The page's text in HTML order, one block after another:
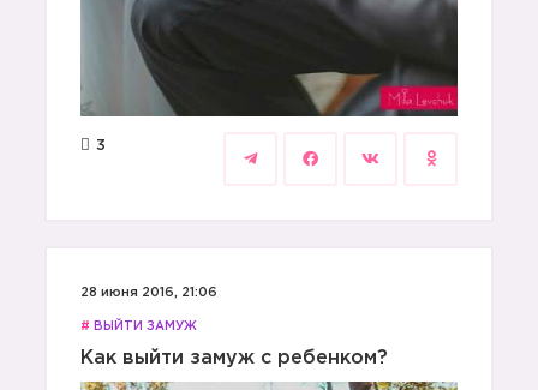
3
28 июня 2016, 21:06
# ВЫЙТИ ЗАМУЖ
Как выйти замуж с ребенком?